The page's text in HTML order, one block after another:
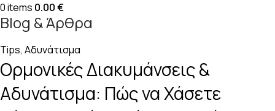
0items 0.00€
Blog & Άρθρα
Tips, Αδυνάτισμα
Ορμονικές Διακυμάνσεις &
Αδυνάτισμα: Πώς να Χάσετε